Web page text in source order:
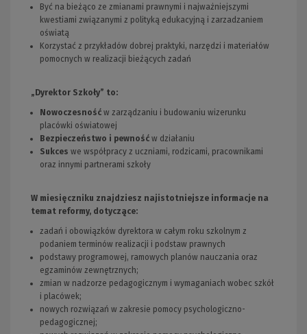
Być na bieżąco ze zmianami prawnymi i najważniejszymi
kwestiami związanymi z polityką edukacyjną i zarzadzaniem
oświatą
Korzystać z przykładów dobrej praktyki, narzędzi i materiałów
pomocnych w realizacji bieżących zadań
„Dyrektor Szkoły” to:
Nowoczesność w zarządzaniu i budowaniu wizerunku
placówki oświatowej
Bezpieczeństwo i pewność w działaniu
Sukces we współpracy z uczniami, rodzicami, pracownikami
oraz innymi partnerami szkoły
W miesięczniku znajdziesz najistotniejsze informacje na
temat reformy, dotyczące:
zadań i obowiązków dyrektora w całym roku szkolnym z
podaniem terminów realizacji i podstaw prawnych
podstawy programowej, ramowych planów nauczania oraz
egzaminów zewnętrznych;
zmian w nadzorze pedagogicznym i wymaganiach wobec szkół
i placówek;
nowych rozwiązań w zakresie pomocy psychologiczno-
pedagogicznej;